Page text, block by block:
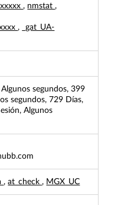
, nmstat ,
,
_gat_UA-
segundos, 399
segundos, 729 Días,
Algunos
,at_check , MGX_UC